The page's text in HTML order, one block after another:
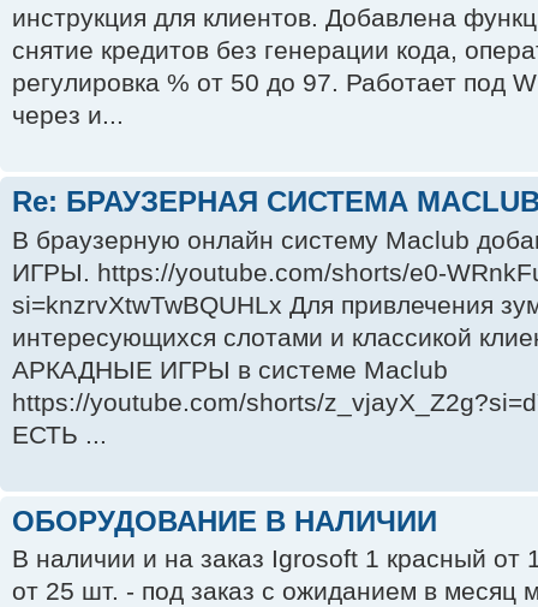
инструкция для клиентов. Добавлена
снятие кредитов без генерации кода,
регулировка % от 50 до 97. Работает под
через и...
Re: БРАУЗЕРНАЯ СИСТЕМА
В браузерную онлайн систему Maclub
ИГРЫ. https://youtube.com/shorts/e0-
si=knzrvXtwTwBQUHLx Для привлечения
интересующихся слотами и классикой
АРКАДНЫЕ ИГРЫ в системе Maclub
https://youtube.com/shorts/
ЕСТЬ ...
ОБОРУДОВАНИЕ В НАЛИЧИИ
В наличии и на заказ Igrosoft 1 красный от
от 25 шт. - под заказ с ожиданием в месяц